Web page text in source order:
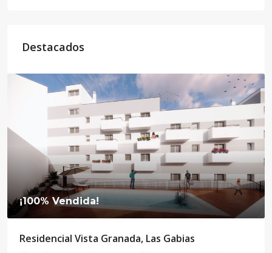
Destacados
¡100% Vendida!
Residencial Vista Granada, Las Gabias